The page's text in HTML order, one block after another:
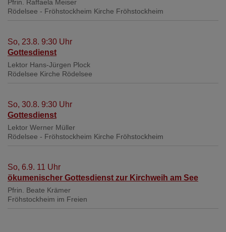
Pfrin. Raffaela Meiser
Rödelsee - Fröhstockheim Kirche Fröhstockheim
So, 23.8. 9:30 Uhr
Gottesdienst
Lektor Hans-Jürgen Plock
Rödelsee Kirche Rödelsee
So, 30.8. 9:30 Uhr
Gottesdienst
Lektor Werner Müller
Rödelsee - Fröhstockheim Kirche Fröhstockheim
So, 6.9. 11 Uhr
ökumenischer Gottesdienst zur Kirchweih am See
Pfrin. Beate Krämer
Fröhstockheim im Freien